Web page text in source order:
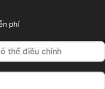
phí